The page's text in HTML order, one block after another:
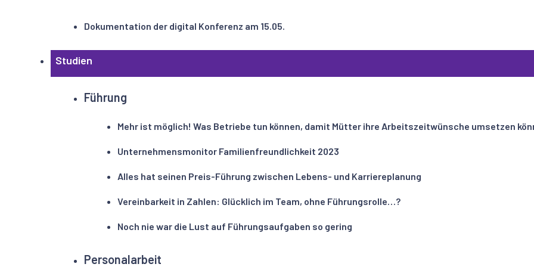
Dokumentation der digital Konferenz am 15.05.
Studien
Führung
Mehr ist möglich! Was Betriebe tun können, damit Mütter ihre Arbeitszeitwünsche umsetzen
Unternehmensmonitor Familienfreundlichkeit 2023
Alles hat seinen Preis-Führung zwischen Lebens- und Karriereplanung
Vereinbarkeit in Zahlen: Glücklich im Team, ohne Führungsrolle…?
Noch nie war die Lust auf Führungsaufgaben so gering
Personalarbeit